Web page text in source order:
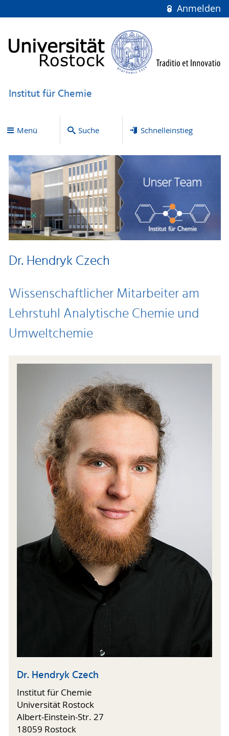
Anmelden
Institut für Chemie
Menü Suche Schnelleinstieg
Dr. Hendryk Czech
Wissenschaftlicher Mitarbeiter am
Lehrstuhl Analytische Chemie und
Umweltchemie
Dr. Hendryk Czech
Institut für Chemie
Universität Rostock
Albert-Einstein-Str. 27
18059 Rostock